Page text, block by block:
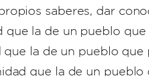
saberes, dar
la de un pueblo que
la de un pueblo que
que la de un pueblo